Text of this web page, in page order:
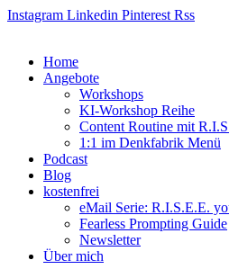
Zum
Instagram Linkedin Pinterest Rss
Home
Angebote
Workshops
KI-Workshop Reihe
Content Routine mit
1:1 im Denkfabrik Menü
Podcast
Blog
kostenfrei
eMail Serie: R.I.S.E.E.
Fearless Prompting Guide
Newsletter
Über mich